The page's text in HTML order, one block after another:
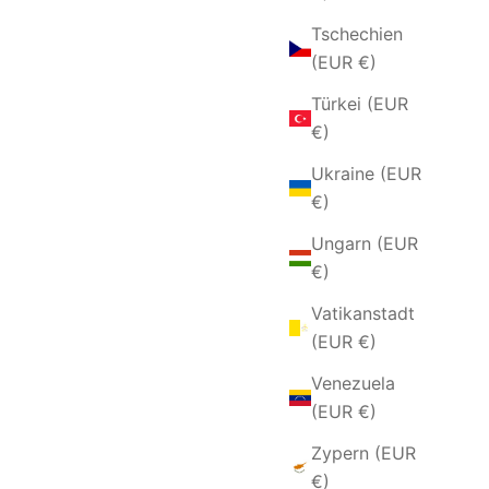
Tschechien
(EUR €)
Türkei (EUR
€)
Ukraine (EUR
€)
Ungarn (EUR
€)
Vatikanstadt
(EUR €)
Venezuela
(EUR €)
Zypern (EUR
€)
eine kuratierte Auswahl an 925er Silberschmuck
Silberketten für Damen
sind oder Ihrem Alltagsoutfit einen Hauch von
Ihnen passt.